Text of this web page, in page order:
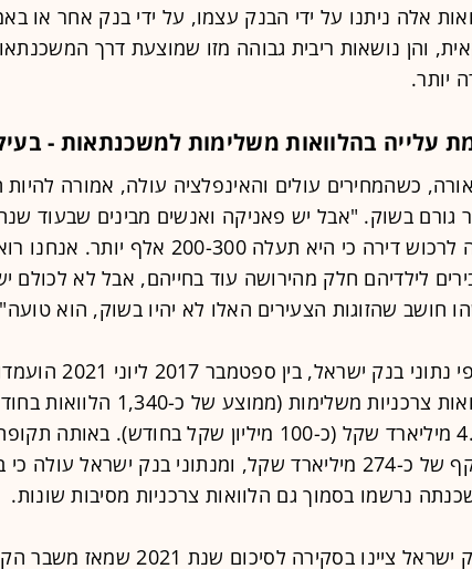
אלה ניתנו על ידי הבנק עצמו, על ידי בנק אחר או
והן נושאות ריבית גבוהה מזו שמוצעת דרך
יותר.
עלייה בהלוואות משלימות למשכנתאות -
כשהמחירים עולים והאינפלציה עולה, אמורה
גורם בשוק. "אבל יש פאניקה ואנשים מבינים שבעוד
קשה לרכוש דירה כי היא תעלה 200-300
לילדיהם חלק מהירושה עוד בחייהם, אבל לא לכולם
חושב שהזוגות הצעירים האלו לא יהיו בשוק, הוא
הלוואות צרכניות משלימות
כ-4.4 מיליארד שקל (כ-100 מיליון שקל בחודש).
נרשמו בסמוך גם הלוואות צרכניות מסיבות שונות.
בבנק ישראל ציינו בסקירה